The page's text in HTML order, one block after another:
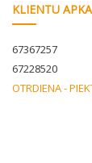
KLIENTU
67367257
67228520
OTRDIENA -